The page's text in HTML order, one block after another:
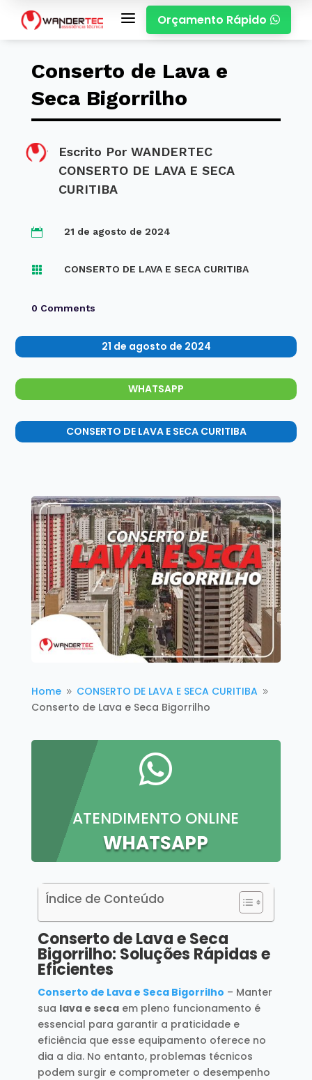
a Orçamento Rápido 
Conserto de Lava e
Seca Bigorrilho
Escrito Por WANDERTEC
CONSERTO DE LAVA E SECA
CURITIBA
 21 de agosto de 2024
 CONSERTO DE LAVA E SECA CURITIBA
0 Comments
21 de agosto de 2024
WHATSAPP
CONSERTO DE LAVA E SECA CURITIBA
Home 9 CONSERTO DE LAVA E SECA CURITIBA 9
Conserto de Lava e Seca Bigorrilho

ATENDIMENTO ONLINE
WHATSAPP
Índice de Conteúdo
Conserto de Lava e Seca
Bigorrilho: Soluções Rápidas e
Eficientes
Conserto de Lava e Seca Bigorrilho – Manter
sua lava e secaem pleno funcionamento é
essencial para garantir a praticidade e
eficiência que esse equipamento oferece no
dia a dia. No entanto, problemas técnicos
podem surgir e comprometer o desempenho